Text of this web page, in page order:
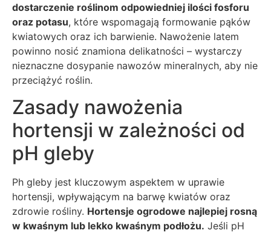
dostarczenie roślinom odpowiedniej ilości fosforu
oraz potasu, które wspomagają formowanie pąków
kwiatowych oraz ich barwienie. Nawożenie latem
powinno nosić znamiona delikatności – wystarczy
nieznaczne dosypanie nawozów mineralnych, aby nie
przeciążyć roślin.
Zasady nawożenia
hortensji w zależności od
pH gleby
Ph gleby jest kluczowym aspektem w uprawie
hortensji, wpływającym na barwę kwiatów oraz
zdrowie rośliny. Hortensje ogrodowe najlepiej rosną
w kwaśnym lub lekko kwaśnym podłożu. Jeśli pH